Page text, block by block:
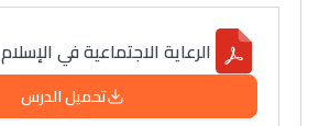
الرعاية الاجتماعية في الإسلام
تحميل الدرس